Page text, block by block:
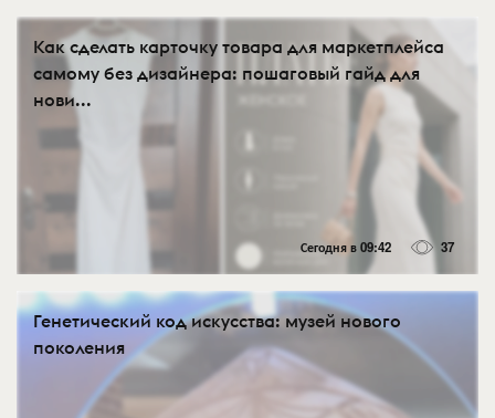
Как сделать карточку товара для маркетплейса
самому без дизайнера: пошаговый гайд для
нови...
Сегодня в 09:42 37
Генетический код искусства: музей нового
поколения